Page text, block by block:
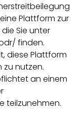
Plattform zur
Sie unter
finden.
diese Plattform
zu nutzen.
an einem
teilzunehmen.